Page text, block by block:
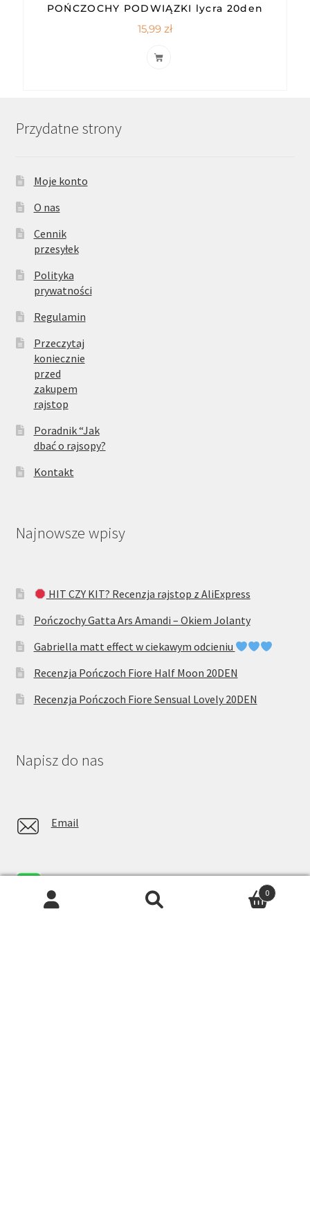
POŃCZOCHY PODWIĄZKI lycra 20den
15,99 zł
Przydatne strony
Moje konto
O nas
Cennik
przesyłek
Polityka
prywatności
Regulamin
Przeczytaj
koniecznie
przed
zakupem
rajstop
Poradnik “Jak
dbać o rajsopy?
Kontakt
Najnowsze wpisy
HIT CZY KIT? Recenzja rajstop z AliExpress
Pończochy Gatta Ars Amandi – Okiem Jolanty
Gabriella matt effect w ciekawym odcieniu
Recenzja Pończoch Fiore Half Moon 20DEN
Recenzja Pończoch Fiore Sensual Lovely 20DEN
Napisz do nas
Email
0